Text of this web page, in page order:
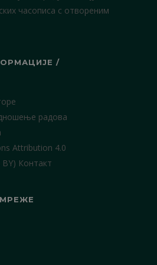
часописа с отвореним
/
радова
Attribution 4.0
Контакт